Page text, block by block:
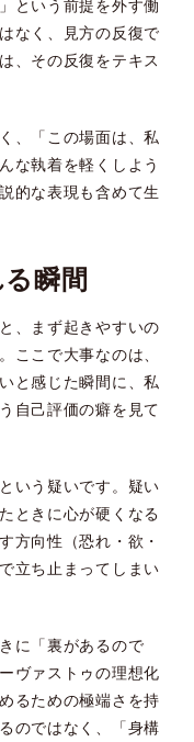
という前提を外す働
なく、見方の反復で
、その反復をテキス
、「この場面は、私
な執着を軽くしよう
的な表現も含めて生
瞬間
、まず起きやすいの
ここで大事なのは、
と感じた瞬間に、私
自己評価の癖を見て
いう疑いです。疑い
ときに心が硬くなる
方向性（恐れ・欲・
立ち止まってしまい
に「裏があるので
ヴァストゥの理想化
るための極端さを持
のではなく、「身構